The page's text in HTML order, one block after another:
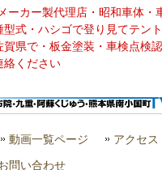
ーカー製代理店・昭和車体・
式・ハシゴで登り見てテン
県で・板金塗装・車検点検
絡ください
動画一覧ページ アクセス
問い合わせ